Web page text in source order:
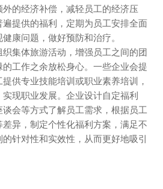
的经济补偿，减轻员工的经济压
提供的福利，定期为员工安排全面
康问题，做好预防和治疗。
集体旅游活动，增强员工之间的团
的工作之余放松身心。一些企业会提
供专业技能培训或职业素养培训，
现职业发展。企业设计自定福利
会等方式了解员工需求，根据员工
异，制定个性化福利方案，满足不
针对性和实效性，从而更好地吸引